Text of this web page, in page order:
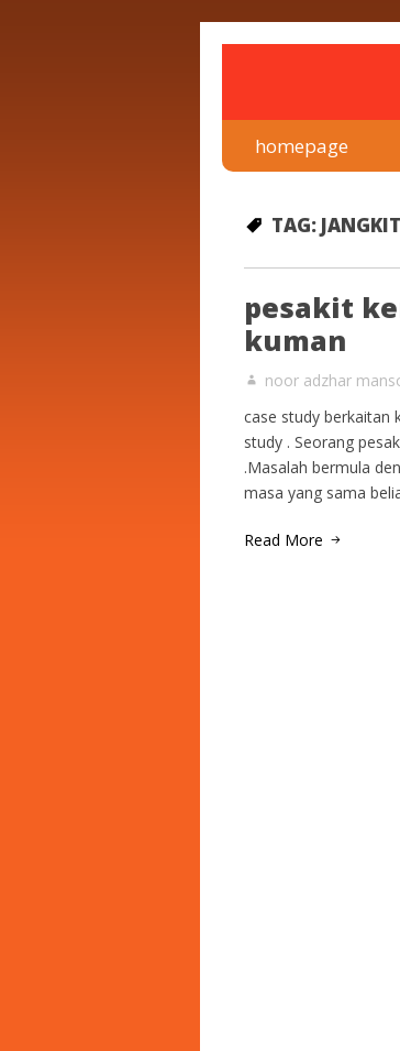
homepage
TAG:
pesakit
kuman
noor adzhar
case study berkaitan
study . Seorang
.Masalah bermula
masa yang sama
Read More